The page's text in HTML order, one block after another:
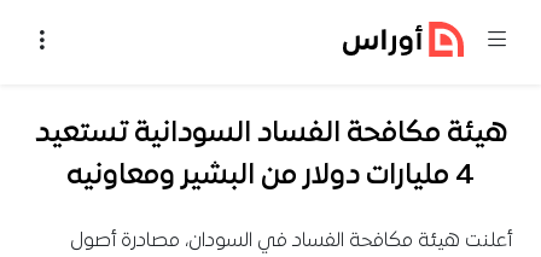
هيئة مكافحة الفساد السودانية تستعيد
4 مليارات دولار من البشير ومعاونيه
أعلنت هيئة مكافحة الفساد في السودان، مصادرة أصول